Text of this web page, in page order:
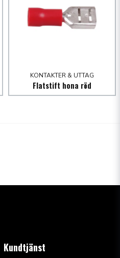
KONTAKTER & UTTAG
Flatstift hona röd
Kundtjänst